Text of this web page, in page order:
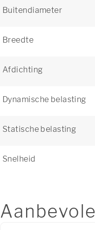
Buitendiameter
Breedte
Afdichting
Dynamische belasting
Statische belasting
Snelheid